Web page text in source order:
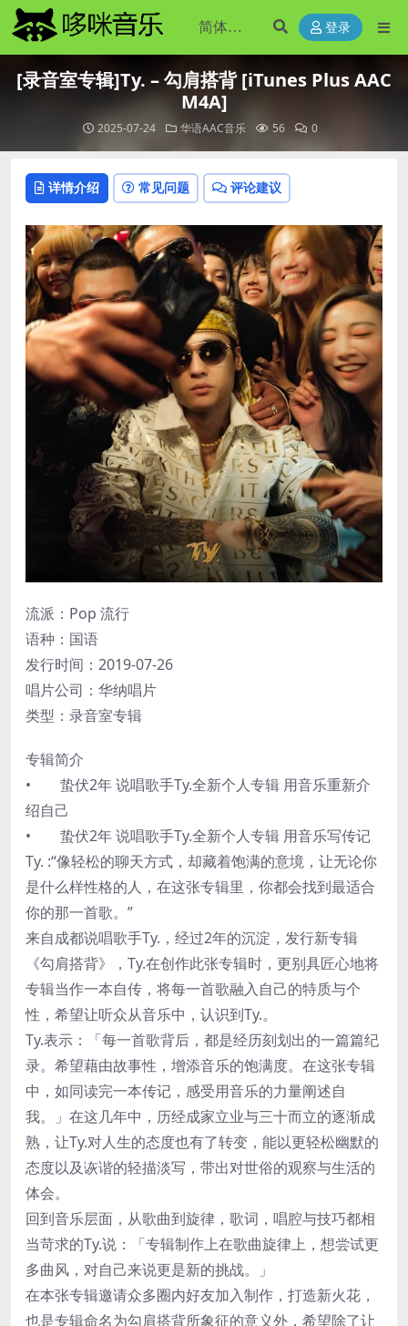
登录
[录音室专辑]Ty. – 勾肩搭背 [iTunes Plus AAC
M4A]
2025-07-24 华语AAC音乐 56 0
详情介绍 常见问题 评论建议
流派：Pop 流行
语种：国语
发行时间：2019-07-26
唱片公司：华纳唱片
类型：录音室专辑
专辑简介
• 蛰伏2年 说唱歌手Ty.全新个人专辑 用音乐重新介
绍自己
• 蛰伏2年 说唱歌手Ty.全新个人专辑 用音乐写传记
Ty. :“像轻松的聊天方式，却藏着饱满的意境，让无论你
是什么样性格的人，在这张专辑里，你都会找到最适合
你的那一首歌。”
来自成都说唱歌手Ty.，经过2年的沉淀，发行新专辑
《勾肩搭背》，Ty.在创作此张专辑时，更别具匠心地将
专辑当作一本自传，将每一首歌融入自己的特质与个
性，希望让听众从音乐中，认识到Ty.。
Ty.表示：「每一首歌背后，都是经历刻划出的一篇篇纪
录。希望藉由故事性，增添音乐的饱满度。在这张专辑
中，如同读完一本传记，感受用音乐的力量阐述自
我。」在这几年中，历经成家立业与三十而立的逐渐成
熟，让Ty.对人生的态度也有了转变，能以更轻松幽默的
态度以及诙谐的轻描淡写，带出对世俗的观察与生活的
体会。
回到音乐层面，从歌曲到旋律，歌词，唱腔与技巧都相
当苛求的Ty.说：「专辑制作上在歌曲旋律上，想尝试更
多曲风，对自己来说更是新的挑战。」
在本张专辑邀请众多圈内好友加入制作，打造新火花，
也是专辑命名为勾肩搭背所象征的意义外，希望除了让